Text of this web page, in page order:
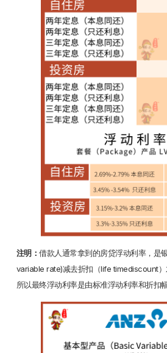
注明：借款人通常拿到的房贷浮动利率，是
variable rate)减去折扣（life timediscount）
所以最终浮动利率是由标准浮动利率和折扣